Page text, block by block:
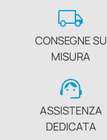
local_shipping
CONSEGNE SU
MISURA
support_agent
ASSISTENZA
DEDICATA